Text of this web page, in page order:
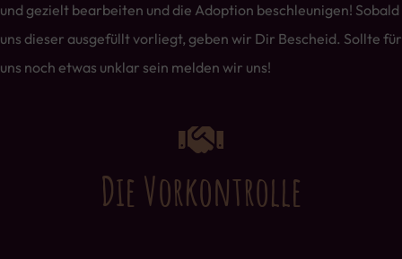
und gezielt bearbeiten und die Adoption beschleunigen! Sobald
uns dieser ausgefüllt vorliegt, geben wir Dir Bescheid. Sollte für
uns noch etwas unklar sein melden wir uns!
Die Vorkontrolle